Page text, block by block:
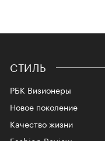
СТИЛЬ
РБК Визионеры
Новое поколение
Качество жизни